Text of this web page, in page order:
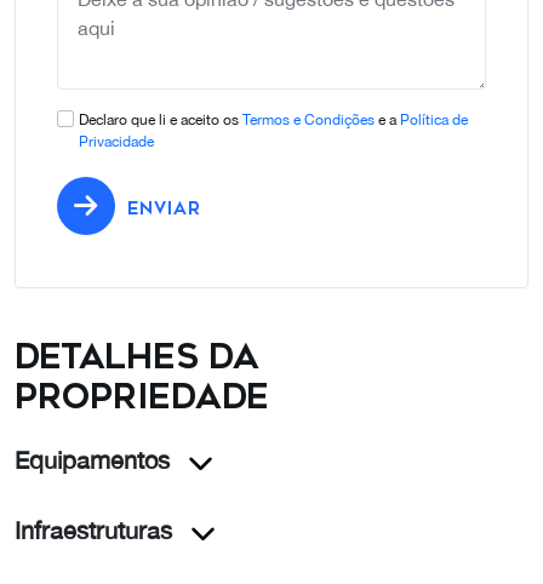
Declaro que li e aceito os Termos e Condições e a Política de
Privacidade
ENVIAR
Detalhes da
propriedade
Equipamentos
Infraestruturas